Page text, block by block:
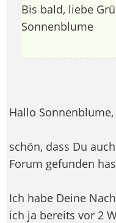
Bis bald, liebe
Sonnenblume
Hallo Sonnenblume,
schön, dass Du
Forum gefunden
Ich habe Deine
ich ja bereits vor 2